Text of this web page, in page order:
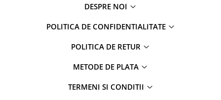
DESPRE NOI
POLITICA DE CONFIDENTIALITATE
POLITICA DE RETUR
METODE DE PLATA
TERMENI SI CONDITII